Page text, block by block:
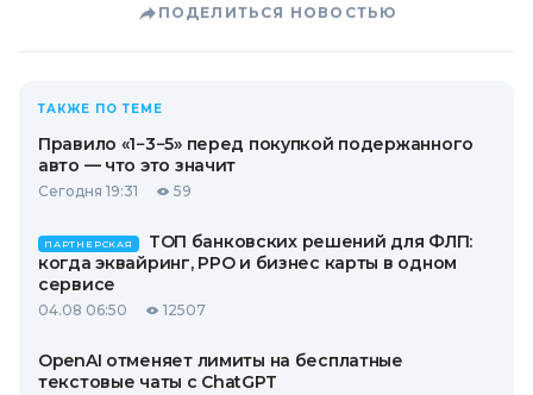
ПОДЕЛИТЬСЯ НОВОСТЬЮ
ТАКЖЕ ПО ТЕМЕ
Правило «1−3−5» перед покупкой подержанного
авто — что это значит
Сегодня 19:31 59
ПАРТНЕРСКАЯ
ТОП банковских решений для ФЛП:
когда эквайринг, РРО и бизнес карты в одном
сервисе
04.08 06:50 12507
OpenAI отменяет лимиты на бесплатные
текстовые чаты с ChatGPT